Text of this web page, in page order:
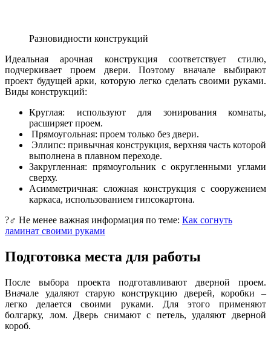
Разновидности конструкций
Идеальная арочная конструкция соответствует стилю,
подчеркивает проем двери. Поэтому вначале выбирают
проект будущей арки, которую легко сделать своими руками.
Виды конструкций:
Круглая: используют для зонирования комнаты,
расширяет проем.
Прямоугольная: проем только без двери.
Эллипс: привычная конструкция, верхняя часть которой
выполнена в плавном переходе.
Закругленная: прямоугольник с округленными углами
сверху.
Асимметричная: сложная конструкция с сооружением
каркаса, использованием гипсокартона.
?‍♂️ Не менее важная информация по теме: Как согнуть
ламинат своими руками
Подготовка места для работы
После выбора проекта подготавливают дверной проем.
Вначале удаляют старую конструкцию дверей, коробки –
легко делается своими руками. Для этого применяют
болгарку, лом. Дверь снимают с петель, удаляют дверной
короб.